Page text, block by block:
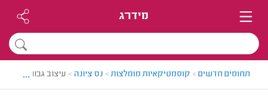
מידרג
תחומים חדשים> קוסמטיקאיות מומלצות> נס ציונה > עיצוב גבות בנס
...